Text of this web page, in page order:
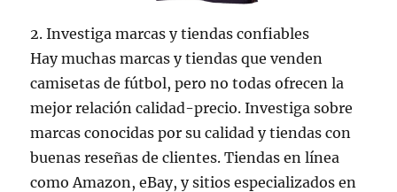
2. Investiga marcas y tiendas confiables
Hay muchas marcas y tiendas que venden
camisetas de fútbol, pero no todas ofrecen la
mejor relación calidad-precio. Investiga sobre
marcas conocidas por su calidad y tiendas con
buenas reseñas de clientes. Tiendas en línea
como Amazon, eBay, y sitios especializados en